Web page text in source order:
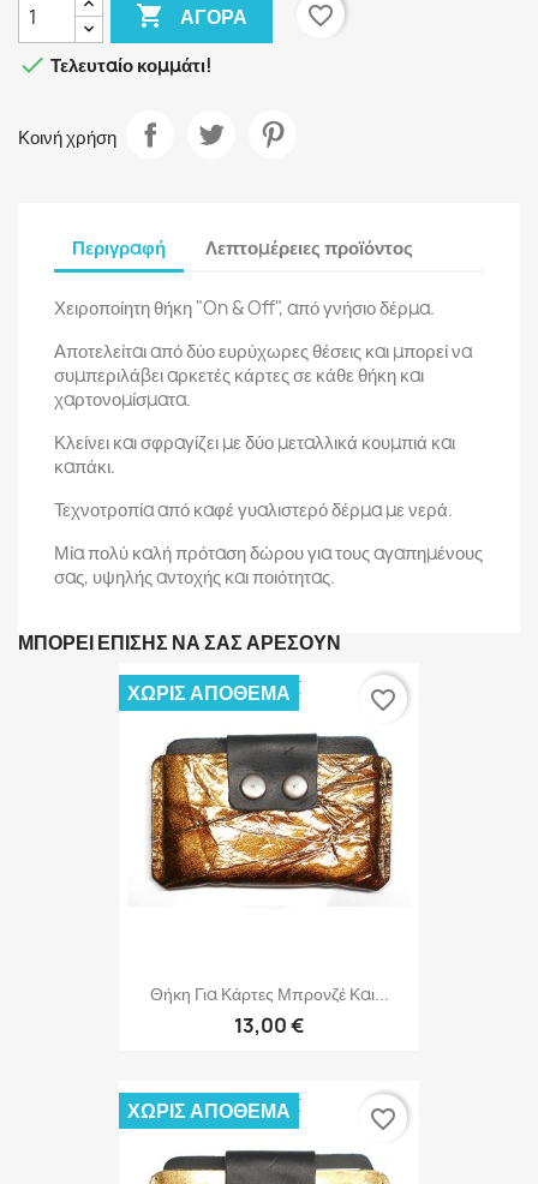
 ΑΓΟΡΆ
favorite_border
 Τελευταίο κομμάτι!
Κοινή χρήση
Περιγραφή Λεπτομέρειες προϊόντος
Χειροποίητη θήκη "On & Off", από γνήσιο δέρμα.
Αποτελείται από δύο ευρύχωρες θέσεις και μπορεί να
συμπεριλάβει αρκετές κάρτες σε κάθε θήκη και
χαρτονομίσματα.
Κλείνει και σφραγίζει με δύο μεταλλικά κουμπιά και
καπάκι.
Τεχνοτροπία από καφέ γυαλιστερό δέρμα με νερά.
Μία πολύ καλή πρόταση δώρου για τους αγαπημένους
σας, υψηλής αντοχής και ποιότητας.
ΜΠΟΡΕΊ ΕΠΊΣΗΣ ΝΑ ΣΑΣ ΑΡΈΣΟΥΝ
Θήκη Για Κάρτες Μπρονζέ Και...
13,00 €
ΧΩΡΊΣ ΑΠΌΘΕΜΑ favorite_border
ΧΩΡΊΣ ΑΠΌΘΕΜΑ favorite_border